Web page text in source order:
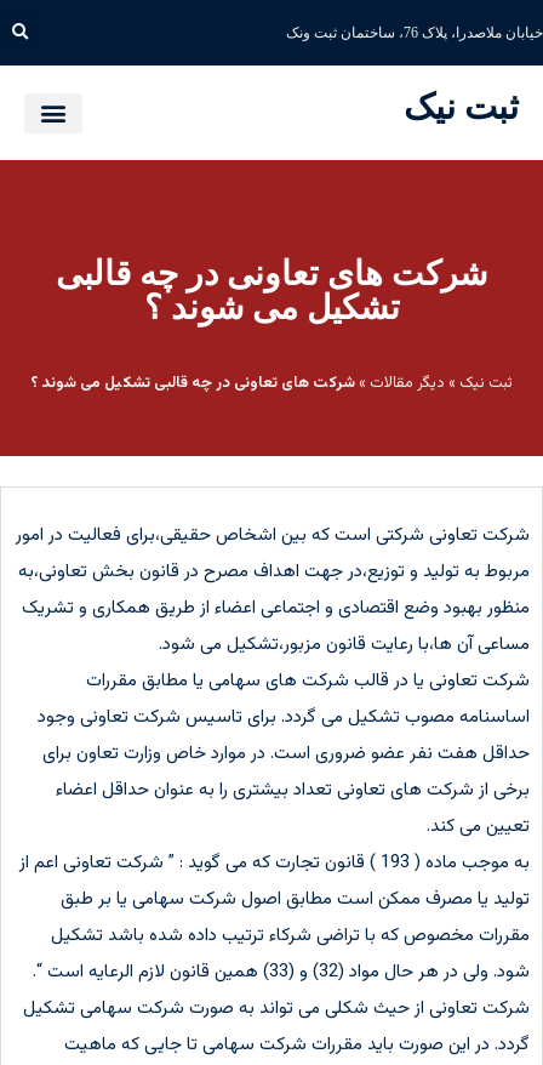
خیابان ملاصدرا، پلاک 76، ساختمان ثبت ونک
ثبت نیک
شرکت های تعاونی در چه قالبی
تشکیل می شوند ؟
ثبت نیک » دیگر مقالات »شرکت های تعاونی در چه قالبی تشکیل می شوند ؟
شرکت تعاونی شرکتی است که بین اشخاص حقیقی،برای فعالیت در امور
مربوط به تولید و توزیع،در جهت اهداف مصرح در قانون بخش تعاونی،به
منظور بهبود وضع اقتصادی و اجتماعی اعضاء از طریق همکاری و تشریک
مساعی آن ها،با رعایت قانون مزبور،تشکیل می شود.
شرکت تعاونی یا در قالب شرکت های سهامی یا مطابق مقررات
اساسنامه مصوب تشکیل می گردد. برای تاسیس شرکت تعاونی وجود
حداقل هفت نفر عضو ضروری است. در موارد خاص وزارت تعاون برای
برخی از شرکت های تعاونی تعداد بیشتری را به عنوان حداقل اعضاء
تعیین می کند.
به موجب ماده ( 193 ) قانون تجارت که می گوید : ” شرکت تعاونی اعم از
تولید یا مصرف ممکن است مطابق اصول شرکت سهامی یا بر طبق
مقررات مخصوص که با تراضی شرکاء ترتیب داده شده باشد تشکیل
شود. ولی در هر حال مواد (32) و (33) همین قانون لازم الرعایه است “.
شرکت تعاونی از حیث شکلی می تواند به صورت شرکت سهامی تشکیل
گردد. در این صورت باید مقررات شرکت سهامی تا جایی که ماهیت